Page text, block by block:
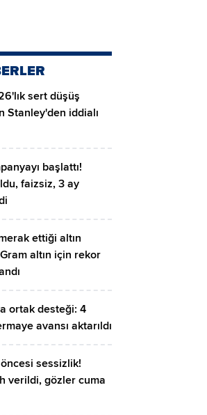
sert düşüş
Stanley'den iddialı
başlattı!
faizsiz, 3 ay
merak ettiği altın
altın için rekor
ortak desteği: 4
avansı aktarıldı
öncesi sessizlik!
verildi, gözler cuma